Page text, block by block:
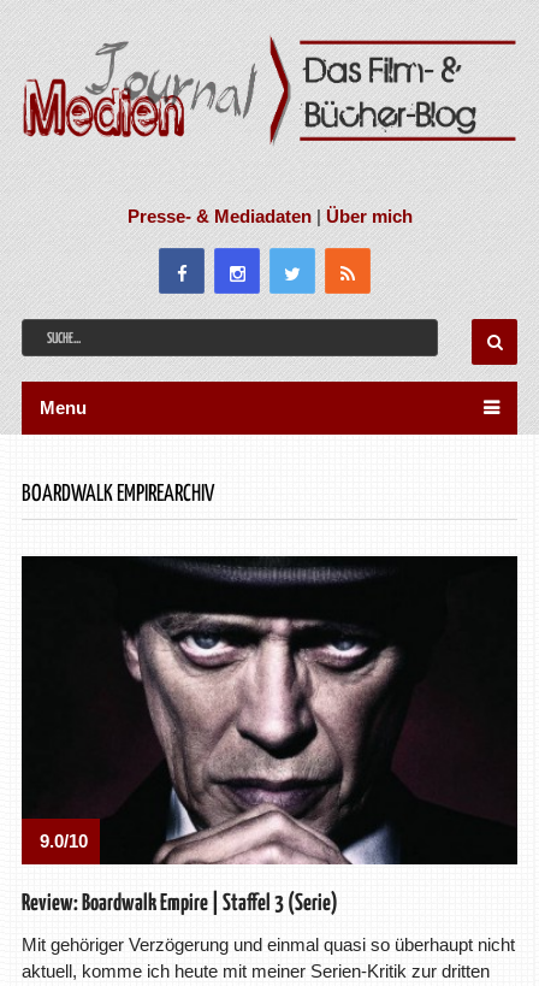
Presse- & Mediadaten|Über mich
Menu
BOARDWALK EMPIREARCHIV
9.0/10
Review: Boardwalk Empire | Staffel 3 (Serie)
Mit gehöriger Verzögerung und einmal quasi so überhaupt nicht
aktuell, komme ich heute mit meiner Serien-Kritik zur dritten